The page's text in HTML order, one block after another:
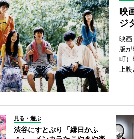
映
ジ
映画
版
町）
上映
見る・遊ぶ
渋谷にすとぷり「縁日かふ